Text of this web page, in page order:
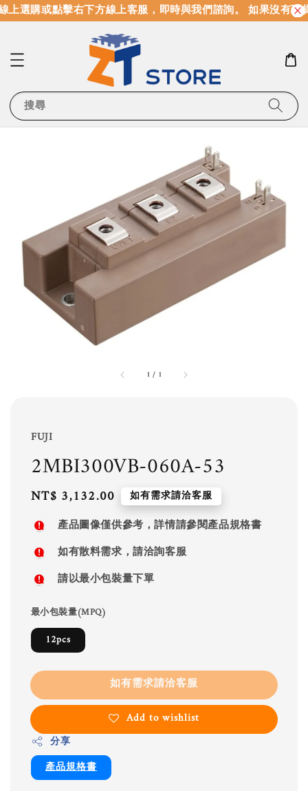
選購或點擊右下方線上客服，即時與我們諮詢。 如果沒有現
搜尋
1 / 1
FUJI
2MBI300VB-060A-53
Regular
price
NT$ 3,132.00 如有需求請洽客服
產品圖像僅供參考，詳情請參閱產品規格書
如有散料需求，請洽詢客服
請以最小包裝量下單
最小包裝量(MPQ)
12pcs
如有需求請洽客服
Add to wishlist
分享
產品規格書